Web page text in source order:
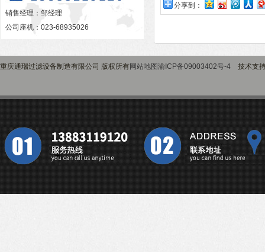
销售经理：邹经理
公司座机：023-68935026
分享到：
重庆通瑞过滤设备制造有限公司 版权所有网站地图渝ICP备09003402号-4 技术支